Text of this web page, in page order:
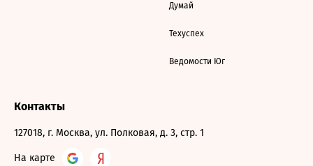
Думай
Техуспех
Ведомости Юг
Контакты
127018, г. Москва, ул. Полковая, д. 3, стр. 1
На карте